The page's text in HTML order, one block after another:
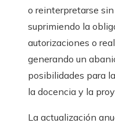
o reinterpretarse
suprimiendo la
autorizaciones o
generando un
posibilidades para
la docencia y la
La actualización